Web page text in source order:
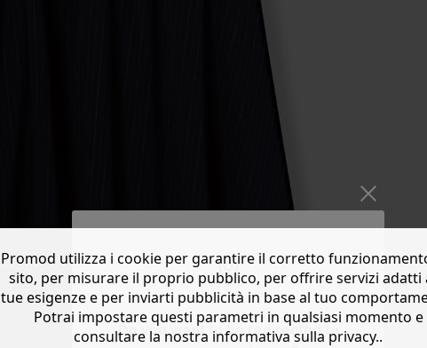
Do you want to be redirected to
Promod utilizza i cookie per garantire il corretto
sito, per misurare il proprio pubblico, per offrire servizi adatti
tue esigenze e per inviarti pubblicità in base al tuo
Potrai impostare questi parametri in qualsiasi momento e
consultare la nostra informativa sulla privacy..